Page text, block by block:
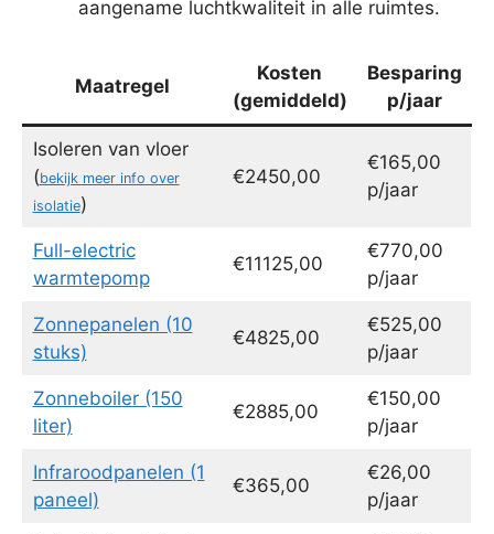
aangename luchtkwaliteit in alle ruimtes.
Maatregel
Kosten
(gemiddeld)
Besparing
p/jaar
Isoleren van vloer
(bekijk meer info over
isolatie)
€2450,00
€165,00
p/jaar
Full-electric
warmtepomp
€11125,00
€770,00
p/jaar
Zonnepanelen (10
stuks)
€4825,00
€525,00
p/jaar
Zonneboiler (150
liter)
€2885,00
€150,00
p/jaar
Infraroodpanelen (1
paneel)
€365,00
€26,00
p/jaar